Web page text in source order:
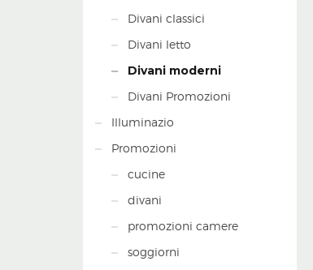
Divani classici
Divani letto
Divani moderni
Divani Promozioni
Illuminazio
Promozioni
cucine
divani
promozioni camere
soggiorni